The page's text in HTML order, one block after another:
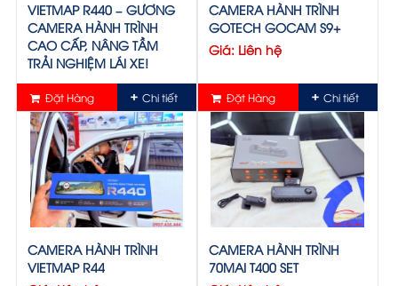
VIETMAP R440 – GƯƠNG
CAMERA HÀNH TRÌNH
CAO CẤP, NÂNG TẦM
TRẢI NGHIỆM LÁI XE!
Giá: Liên hệ
Đặt Hàng Chi tiết
CAMERA HÀNH TRÌNH
GOTECH GOCAM S9+
Giá: Liên hệ
Đặt Hàng Chi tiết
CAMERA HÀNH TRÌNH
VIETMAP R44
CAMERA HÀNH TRÌNH
70MAI T400 SET